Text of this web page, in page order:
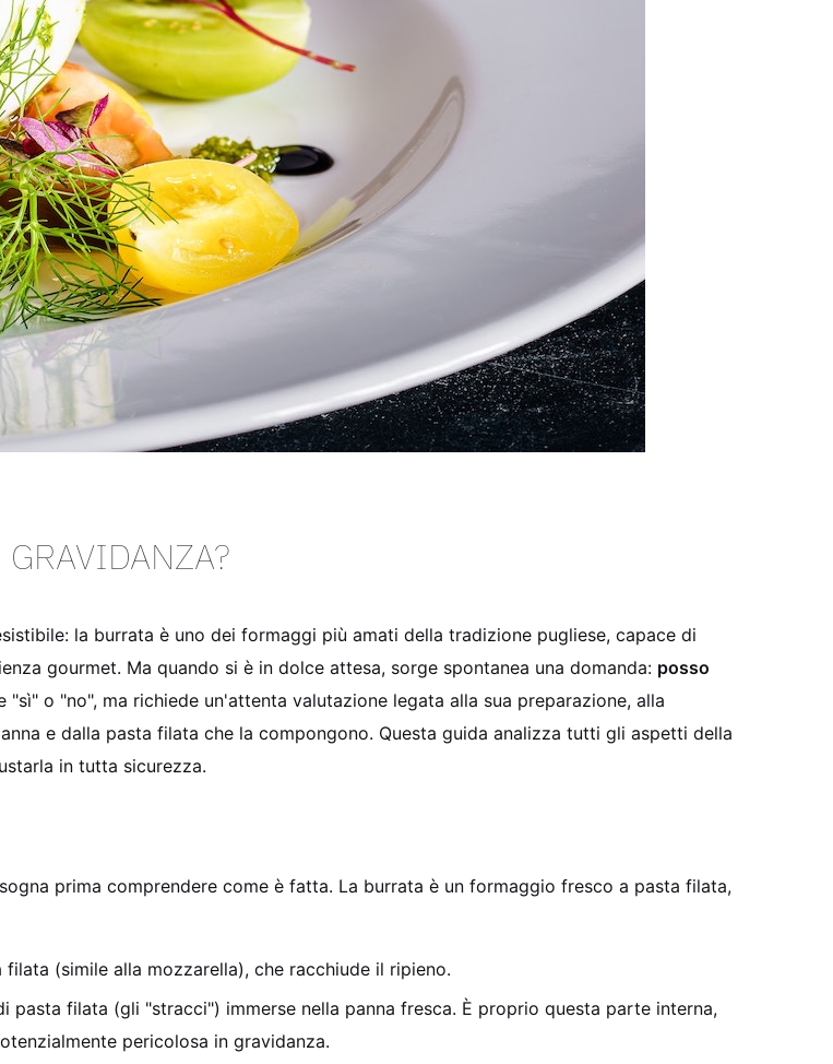
la burrata è uno dei formaggi più amati della tradizione pugliese, capace di
gourmet. Ma quando si è in dolce attesa, sorge spontanea una domanda: posso
"sì" o "no", ma richiede un'attenta valutazione legata alla sua preparazione, alla
e dalla pasta filata che la compongono. Questa guida analizza tutti gli aspetti della
in tutta sicurezza.
prima comprendere come è fatta. La burrata è un formaggio fresco a pasta filata,
(simile alla mozzarella), che racchiude il ripieno.
pasta filata (gli "stracci") immerse nella panna fresca. È proprio questa parte interna,
pericolosa in gravidanza.